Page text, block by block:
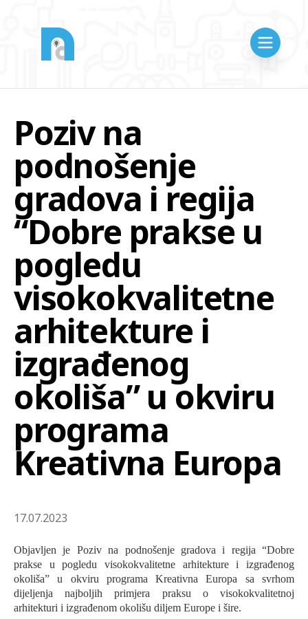
Poziv na
podnošenje
gradova i regija
“Dobre prakse u
pogledu
visokokvalitetne
arhitekture i
izgrađenog
okoliša” u okviru
programa
Kreativna Europa
17.07.2023
Objavljen je Poziv na podnošenje gradova i regija “Dobre
prakse u pogledu visokokvalitetne arhitekture i izgrađenog
okoliša” u okviru programa Kreativna Europa sa svrhom
dijeljenja najboljih primjera praksu o visokokvalitetnoj
arhitekturi i izgrađenom okolišu diljem Europe i šire.